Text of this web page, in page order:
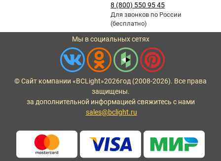
8 (800) 550 95 45
Для звонков по России
(бесплатно)
Мы в социальных сетях
© Сайт компании «BCLight»2026год (2008-2026). Все права
защищены.
за дополнительной информацией свяжитесь с нами
sales@bclight.ru